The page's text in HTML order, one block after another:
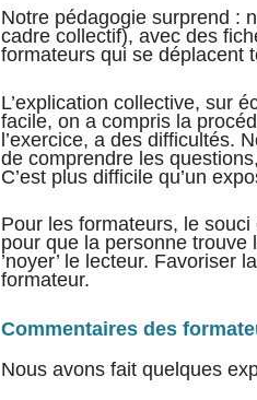
Notre pédagogie surprend :
cadre collectif), avec des
formateurs qui se déplacent
L’explication collective, sur
facile, on a compris la
l’exercice, a des difficultés.
de comprendre les
C’est plus difficile qu’un
Pour les formateurs, le souci
pour que la personne
’noyer’ le lecteur. Favoriser
formateur.
Commentaires des
Nous avons fait quelques